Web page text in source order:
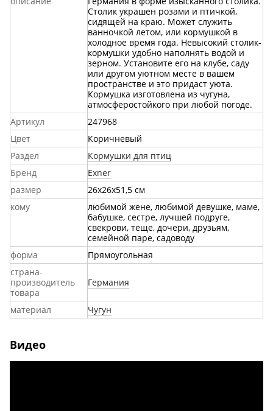
Столик украшен розами и птичкой,
сидящей на краю. Может служить
ванночкой летом, или кормушкой в
холодное время года. Невысокий столик-
кормушки удобно наполнять водой и
зерном. Установите его на клубе, саду
или другом уютном месте в вашем
пространстве и это придаст уюта.
Кормушка изготовлена из чугуна,
атмосферостойкого при любой погоде.
Артикул
247968
Цвет
Коричневый
Раздел
Кормушки для птиц
Бренд
Exner
размер
26x26x51,5 см
кому
любимой жене, любимой девушке, маме,
бабушке, сестре, лучшей подруге,
свекрови, теще, дочери, друзьям,
семейной паре, садоводу
форма
Прямоугольная
страна-
производитель
товара
Германия
материал Чугун
Видео